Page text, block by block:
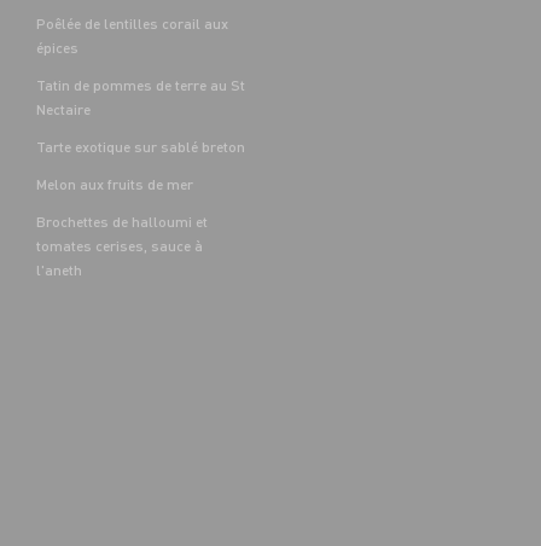
Poêlée de lentilles corail aux
épices
Tatin de pommes de terre au St
Nectaire
Tarte exotique sur sablé breton
Melon aux fruits de mer
Brochettes de halloumi et
tomates cerises, sauce à
l'aneth